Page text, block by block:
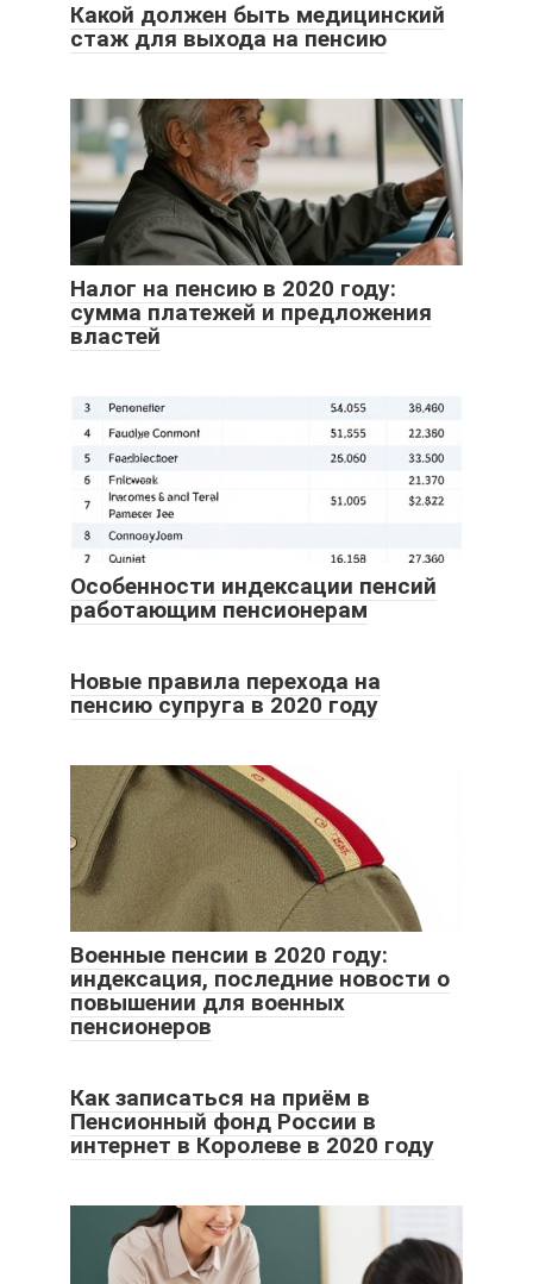
Какой должен быть медицинский
стаж для выхода на пенсию
Налог на пенсию в 2020 году:
сумма платежей и предложения
властей
Особенности индексации пенсий
работающим пенсионерам
Новые правила перехода на
пенсию супруга в 2020 году
Военные пенсии в 2020 году:
индексация, последние новости о
повышении для военных
пенсионеров
Как записаться на приём в
Пенсионный фонд России в
интернет в Королеве в 2020 году